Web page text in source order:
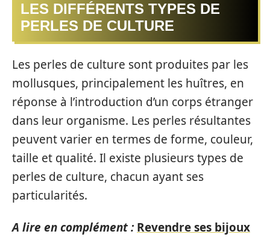
LES DIFFÉRENTS TYPES DE
PERLES DE CULTURE
Les perles de culture sont produites par les
mollusques, principalement les huîtres, en
réponse à l’introduction d’un corps étranger
dans leur organisme. Les perles résultantes
peuvent varier en termes de forme, couleur,
taille et qualité. Il existe plusieurs types de
perles de culture, chacun ayant ses
particularités.
A lire en complément : Revendre ses bijoux